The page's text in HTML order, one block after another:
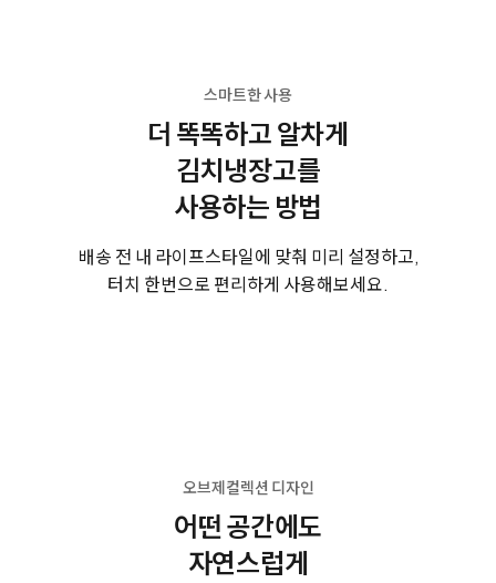
스마트한 사용
더 똑똑하고 알차게
김치냉장고를
사용하는 방법
배송 전 내 라이프스타일에 맞춰 미리 설정하고,
터치 한번으로 편리하게 사용해보세요.
오브제컬렉션 디자인
어떤 공간에도
자연스럽게